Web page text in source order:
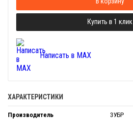
Купить в 1 клик
Написать в MAX
ХАРАКТЕРИСТИКИ
Производитель ЗУБР